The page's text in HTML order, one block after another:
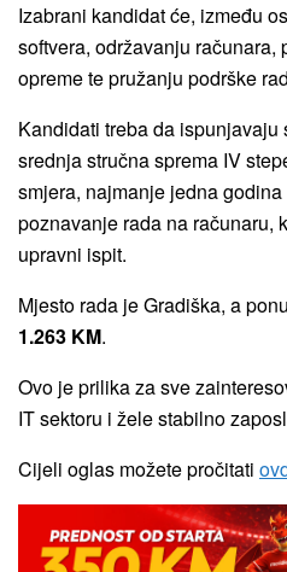
Izabrani kandidat će, između
softvera, održavanju računara,
opreme te pružanju podrške
Kandidati treba da
srednja stručna sprema IV
smjera, najmanje jedna
poznavanje rada na računaru,
upravni ispit.
Mjesto rada je Gradiška, a
1.263 KM.
Ovo je prilika za sve
IT sektoru i žele stabilno
Cijeli oglas možete pročitati